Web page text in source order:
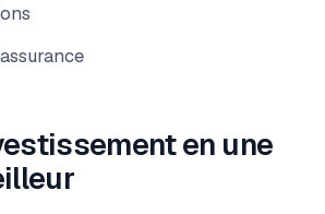
en une